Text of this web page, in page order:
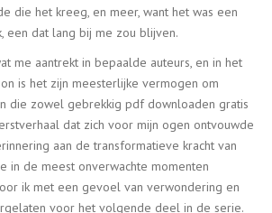
die het kreeg, en meer, want het was een
een dat lang bij me zou blijven.
me aantrekt in bepaalde auteurs, en in het
is het zijn meesterlijke vermogen om
die zowel gebrekkig pdf downloaden gratis
dat zich voor mijn ogen ontvouwde
aan de transformatieve kracht van
in de meest onverwachte momenten
ik met een gevoel van verwondering en
voor het volgende deel in de serie.